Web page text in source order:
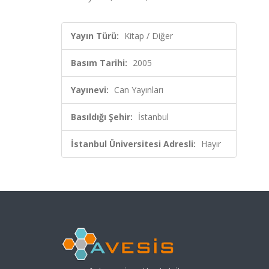
Yayın Türü: Kitap / Diğer
Basım Tarihi: 2005
Yayınevi: Can Yayınları
Basıldığı Şehir: İstanbul
İstanbul Üniversitesi Adresli: Hayır